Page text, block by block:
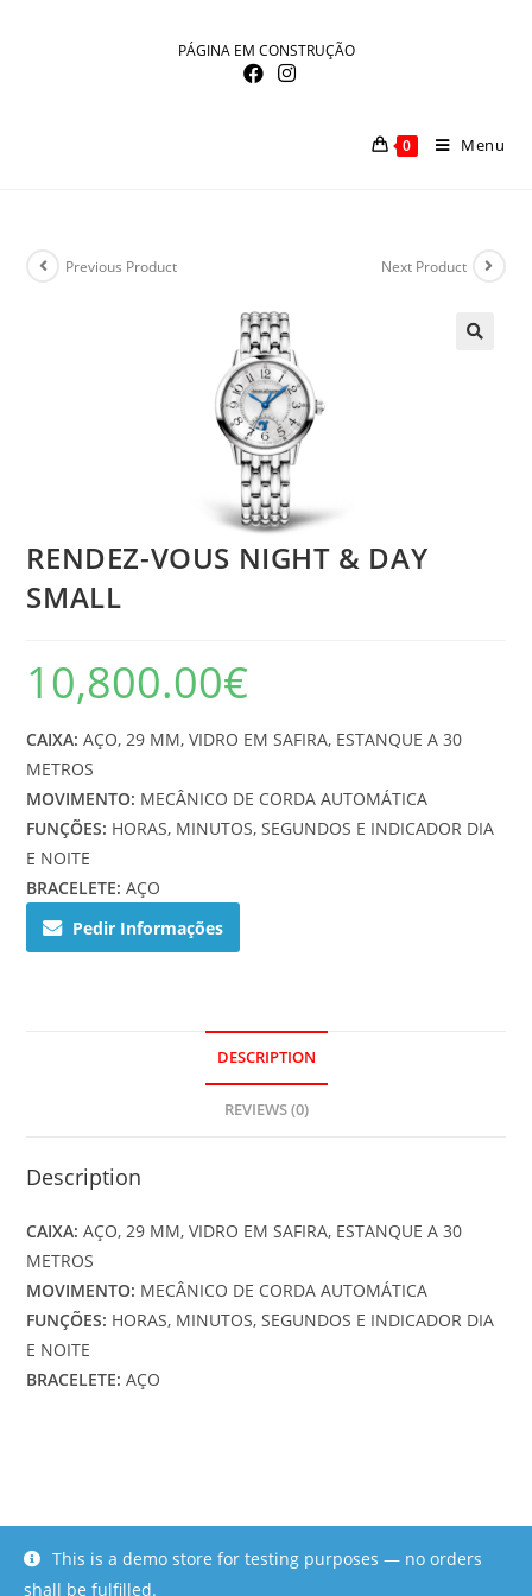
PÁGINA EM CONSTRUÇÃO
0 Menu
Previous Product Next Product
RENDEZ-VOUS NIGHT & DAY
SMALL
10,800.00€
CAIXA: AÇO, 29 MM, VIDRO EM SAFIRA, ESTANQUE A 30
METROS
MOVIMENTO: MECÂNICO DE CORDA AUTOMÁTICA
FUNÇÕES: HORAS, MINUTOS, SEGUNDOS E INDICADOR DIA
E NOITE
BRACELETE: AÇO
Pedir Informações
DESCRIPTION
REVIEWS (0)
Description
CAIXA: AÇO, 29 MM, VIDRO EM SAFIRA, ESTANQUE A 30
METROS
MOVIMENTO: MECÂNICO DE CORDA AUTOMÁTICA
FUNÇÕES: HORAS, MINUTOS, SEGUNDOS E INDICADOR DIA
E NOITE
BRACELETE: AÇO
Copyright - WEBolution Serviços e Soluções Informáticas, Lda
This is a demo store for testing purposes — no orders
shall be fulfilled.